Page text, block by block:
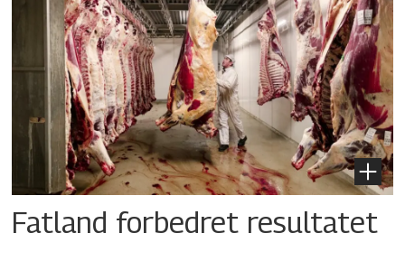
Fatland forbedret resultatet